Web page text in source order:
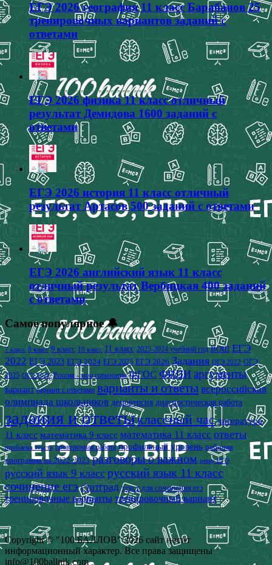
ЕГЭ 2026 география 11 класс Барабанов 25
тренировочных вариантов заданий с
ответами
ЕГЭ 2026 физика 11 класс отличный
результат Демидова 1600 заданий с
ответами
ЕГЭ 2026 история 11 класс отличный
результат Артасов 500 заданий с ответами
ЕГЭ 2026 английский язык 11 класс
отличный результат Вербицкая 400 заданий
с ответами
Самое популярное 🔔
7 класс 8 класс 9 класс 10 класс 11 класс 2023-2024 учебный год ВОШ ЕГЭ
2022 ЕГЭ 2023 ЕГЭ 2024 ЕГЭ 2025 ЕГЭ 2026 Задания ОГЭ 2022 ОГЭ
2025 ОГЭ 2026 Россия - мои горизонты ФГОС ФИПИ аргументы
вариант вариант с ответами варианты и ответы всероссийская
олимпиада школьников демоверсия диагностическая работа
задания и ответыклассный час литература
11 класс математика 9 класс математика 11 класс ответы
проблема текста проверочная работа профильный уровень рабочая
программа на 2022-2023 разговоры о важном решу ЕГЭ
русский язык 9 класс русский язык 11 класс
сочинение егэ статград текст для сочинения егэ
тренировочные варианты тренировочный вариант
Copyright © "100 БАЛЛОВ" 2026 сайт носит
информационный характер. Все права защищены
info@100ballnik.com